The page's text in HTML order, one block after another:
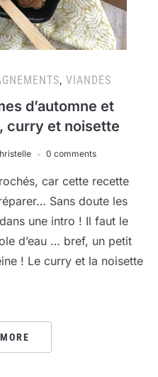
, VIANDES
d’automne et
curry et noisette
0 comments
car cette recette
Sans doute les
une intro ! Il faut le
d’eau … bref, un petit
! Le curry et la noisette